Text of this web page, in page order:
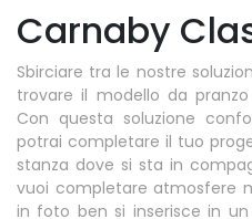
Carnaby
Sbirciare tra le nostre
trovare il modello da
Con questa soluzione
potrai completare il tuo
stanza dove si sta in
vuoi completare atmosfere
in foto ben si inserisce in